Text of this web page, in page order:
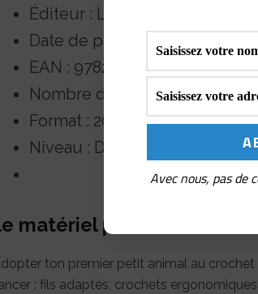
Éditeur : Les Éditions de Saxe
Date de parution : 22 mai 2026
EAN : 9782756543161
Nombre de pages : 176
Format : 20,3 × 20,3 cm
Niveau : Débutant,
matériel pour crocheter
ton premier petit animal au
: fils adaptés, crochets
Avec nous, pas de